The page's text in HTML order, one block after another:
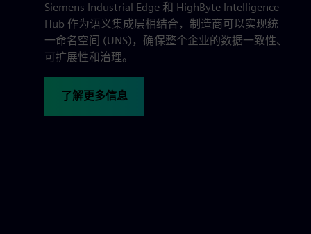
Siemens Industrial Edge 和 HighByte Intelligence
Hub 作为语义集成层相结合，制造商可以实现统
一命名空间 (UNS)，确保整个企业的数据一致性、
可扩展性和治理。
了解更多信息